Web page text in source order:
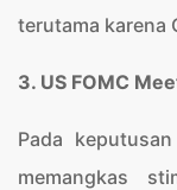
terutama karena
3. US FOMC
Pada
memangkas